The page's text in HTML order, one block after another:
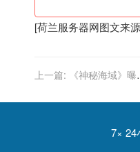
[荷兰服务器网图文来
上一篇:
《神秘海域》曝
场互怼安利影片
7× 24